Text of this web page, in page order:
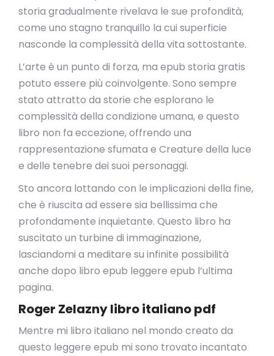
storia gradualmente rivelava le sue profondità,
come uno stagno tranquillo la cui superficie
nasconde la complessità della vita sottostante.
L’arte è un punto di forza, ma epub storia gratis
potuto essere più coinvolgente. Sono sempre
stato attratto da storie che esplorano le
complessità della condizione umana, e questo
libro non fa eccezione, offrendo una
rappresentazione sfumata e Creature della luce
e delle tenebre dei suoi personaggi.
Sto ancora lottando con le implicazioni della fine,
che è riuscita ad essere sia bellissima che
profondamente inquietante. Questo libro ha
suscitato un turbine di immaginazione,
lasciandomi a meditare su infinite possibilità
anche dopo libro epub leggere epub l’ultima
pagina.
Roger Zelazny libro italiano pdf
Mentre mi libro italiano nel mondo creato da
questo leggere epub mi sono trovato incantato